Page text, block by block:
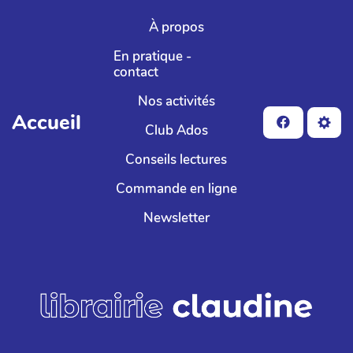
Aller au contenu principal
Accueil
À propos
En pratique -
contact
Nos activités
Club Ados
Conseils lectures
Commande en ligne
Newsletter